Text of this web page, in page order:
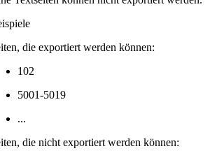
die exportiert werden können:
102
5001-5019
...
die nicht exportiert werden können: